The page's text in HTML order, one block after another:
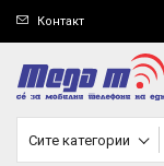
Контакт
Сите категории